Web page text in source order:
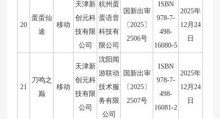
20
蛋蛋仙
途
移动
天津新
创元科
技有限
公司
杭州蛋
蛋语音
科技有
限公司
国新出审
〔2025〕
2506号
ISBN
978-7-
498-
16080-5
2025年
12月24
日
21
刀鸣之
巅
移动
天津新
创元科
技有限
公司
沈阳闻
游联动
技术服
务有限
公司
国新出审
〔2025〕
2507号
ISBN
978-7-
498-
16081-2
2025年
12月24
日